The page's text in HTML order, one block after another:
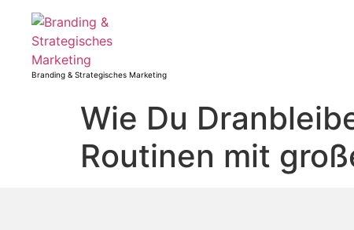
Branding & Strategisches Marketing
Wie Du
Routinen mit